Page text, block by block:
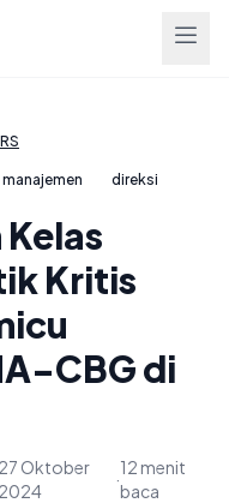
manajemen direksi
Kritis
CBG di
27 Oktober
2024
·
12 menit
baca